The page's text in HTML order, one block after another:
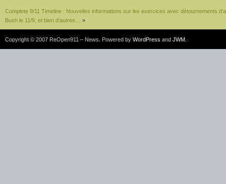
Complete 9/11 Timeline : Nouvelles informations sur les exercices avec détournements
Bush le 11/9, et bien d’autres…
»
Copyright © 2007 ReOpen911 – News. Powered by WordPress and JWM